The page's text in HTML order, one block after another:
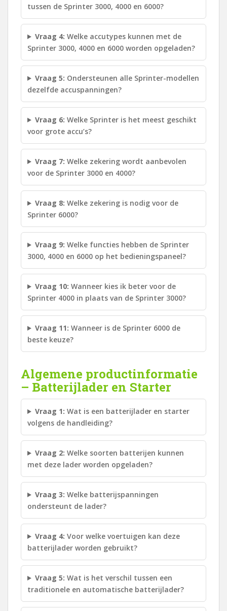
tussen de Sprinter 3000, 4000 en 6000?
Vraag 4: Welke accutypes kunnen met de
Sprinter 3000, 4000 en 6000 worden opgeladen?
Vraag 5: Ondersteunen alle Sprinter-modellen
dezelfde accuspanningen?
Vraag 6: Welke Sprinter is het meest geschikt
voor grote accu’s?
Vraag 7: Welke zekering wordt aanbevolen
voor de Sprinter 3000 en 4000?
Vraag 8: Welke zekering is nodig voor de
Sprinter 6000?
Vraag 9: Welke functies hebben de Sprinter
3000, 4000 en 6000 op het bedieningspaneel?
Vraag 10: Wanneer kies ik beter voor de
Sprinter 4000 in plaats van de Sprinter 3000?
Vraag 11: Wanneer is de Sprinter 6000 de
beste keuze?
Algemene productinformatie
– Batterijlader en Starter
Vraag 1: Wat is een batterijlader en starter
volgens de handleiding?
Vraag 2: Welke soorten batterijen kunnen
met deze lader worden opgeladen?
Vraag 3: Welke batterijspanningen
ondersteunt de lader?
Vraag 4: Voor welke voertuigen kan deze
batterijlader worden gebruikt?
Vraag 5: Wat is het verschil tussen een
traditionele en automatische batterijlader?